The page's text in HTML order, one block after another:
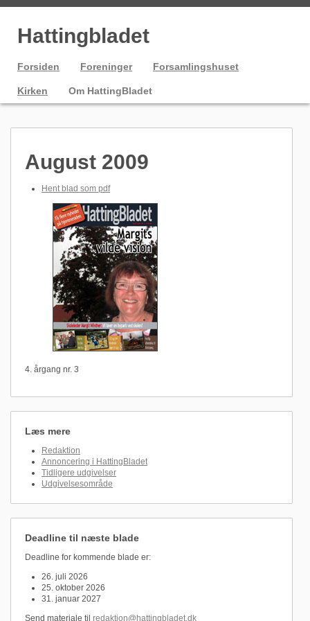
Hattingbladet
Forsiden Foreninger Forsamlingshuset
Kirken Om HattingBladet
August 2009
Hent blad som pdf
4. årgang nr. 3
Læs mere
Redaktion
Annoncering i HattingBladet
Tidligere udgivelser
Udgivelsesområde
Deadline til næste blade
Deadline for kommende blade er:
26. juli 2026
25. oktober 2026
31. januar 2027
Send materiale til redaktion@hattingbladet.dk